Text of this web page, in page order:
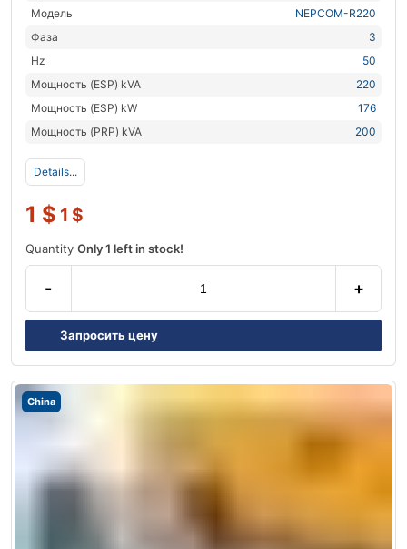
Модель
NEPCOM-R220
Фаза
3
Hz
50
Мощность (ESP) kVA
220
Мощность (ESP) kW
176
Мощность (PRP) kVA
200
Details...
1 $ 1 $
Quantity Only 1 left in stock!
- +
Запросить цену
China